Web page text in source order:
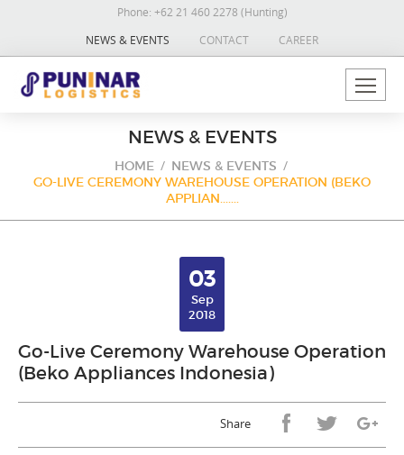
Phone: +62 21 460 2278 (Hunting)
NEWS & EVENTS
CONTACT CAREER
NEWS & EVENTS
HOME
NEWS & EVENTS
GO-LIVE CEREMONY WAREHOUSE OPERATION (BEKO
APPLIAN.......
03
Sep
2018
Go-Live Ceremony Warehouse Operation
(Beko Appliances Indonesia)
Share